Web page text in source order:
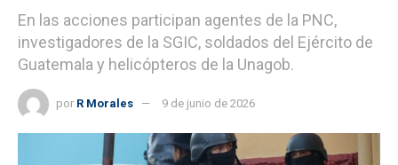
En las acciones participan agentes de la PNC,
investigadores de la SGIC, soldados del Ejército de
Guatemala y helicópteros de la Unagob.
por R Morales 9 de junio de 2026